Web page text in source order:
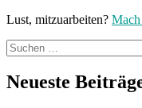
Lust, mitzuarbeiten?
Suchen
nach:
Neueste